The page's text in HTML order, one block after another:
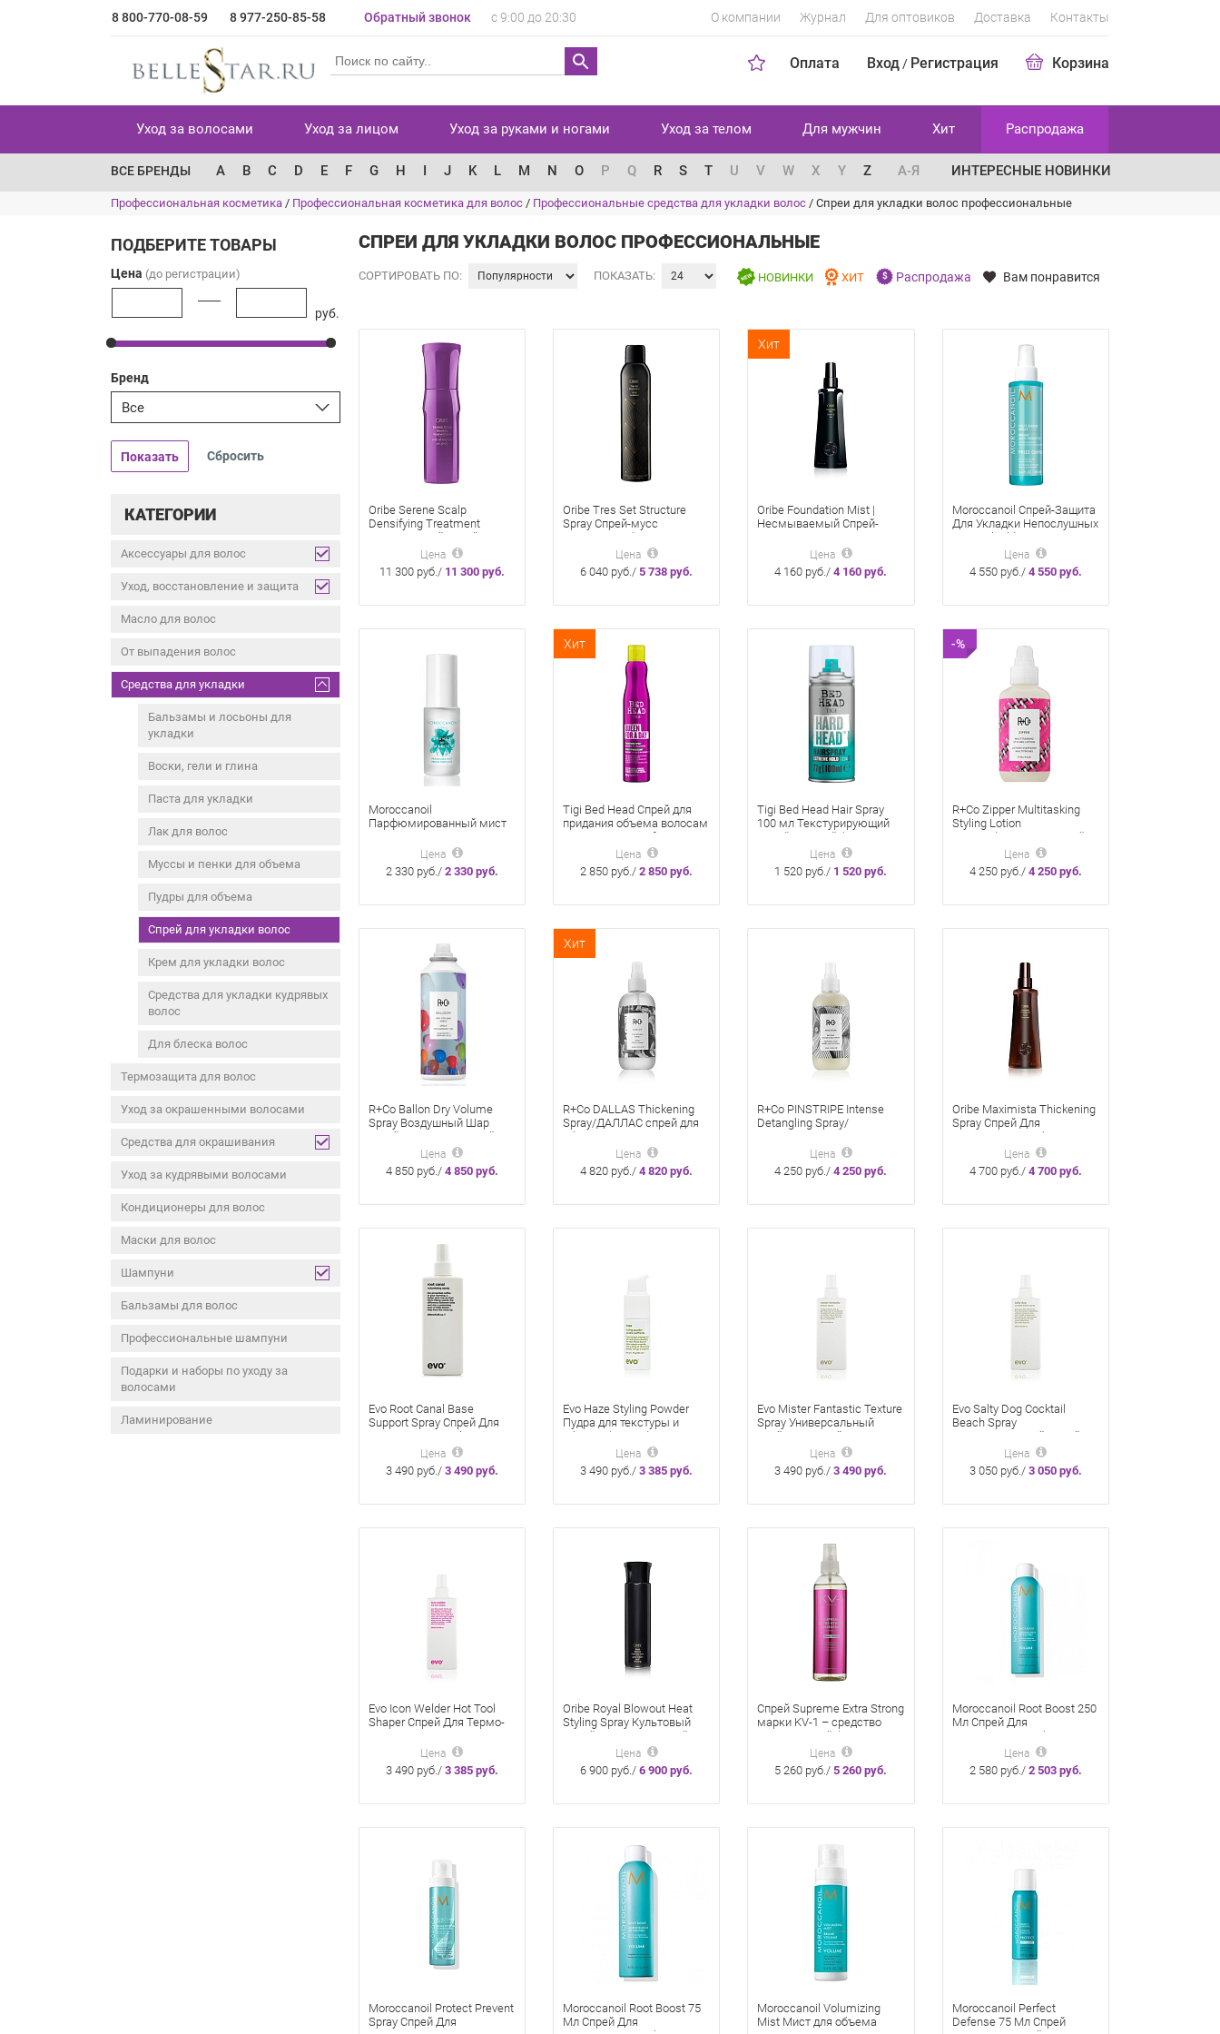
8 800-770-08-59 8 977-250-85-58 Обратный звонок с 9:00 до 20:30 О компании Журнал Для оптовиков Доставка Контакты
Оплата Вход / Регистрация Корзина
Уход за волосами Уход за лицом Уход за руками и ногами Уход за телом Для мужчин Хит Распродажа
ВСЕ БРЕНДЫ A B C D E F G H I J K L M N O P Q R S T U V W X Y Z А-Я ИНТЕРЕСНЫЕ НОВИНКИ
Профессиональная косметика / Профессиональная косметика для волос / Профессиональные средства для укладки волос / Спреи для укладки волос профессиональные
ПОДБЕРИТЕ ТОВАРЫ
Цена (до регистрации)
руб.
Бренд
Все
Показать
КАТЕГОРИИ
Аксессуары для волос
Уход, восстановление и защита
Масло для волос
От выпадения волос
Средства для укладки
Бальзамы и лосьоны для
укладки
Воски, гели и глина
Паста для укладки
Лак для волос
Муссы и пенки для объема
Пудры для объема
Спрей для укладки волос
Крем для укладки волос
Средства для укладки кудрявых
волос
Для блеска волос
Термозащита для волос
Уход за окрашенными волосами
Средства для окрашивания
Уход за кудрявыми волосами
Кондиционеры для волос
Маски для волос
Шампуни
Бальзамы для волос
Профессиональные шампуни
Подарки и наборы по уходу за
волосами
Ламинирование
СПРЕИ ДЛЯ УКЛАДКИ ВОЛОС ПРОФЕССИОНАЛЬНЫЕ
СОРТИРОВАТЬ ПО: ПОКАЗАТЬ: НОВИНКИ ХИТ Распродажа Вам понравится
Oribe Serene Scalp
Densifying Treatment
Уплотняющий спрей-уход
«Истинная гармония» 125
Цена
11 300 руб./ 11 300 руб.
Oribe Tres Set Structure
Spray Спрей-мусс
«Текстура и Фиксация» 300
Цена
6 040 руб./5 738 руб.
Хит
Oribe Foundation Mist |
Несмываемый Спрей-
Цена
4 160 руб./4 160 руб.
Moroccanoil Спрей-Защита
Для Укладки Непослушных
«Frizz Shield Spray» Волос
Цена
4 550 руб./ 4 550 руб.
Moroccanoil
Парфюмированный мист
Fragrance Mist
Цена
2 330 руб./ 2 330 руб.
Хит
Tigi Bed Head Спрей для
придания объема волосам
Superstar Queen for a Day
Цена
2 850 руб./2 850 руб.
Tigi Bed Head Hair Spray
100 мл Текстурирующий
Cпрей сильной фиксации
Цена
1 520 руб./ 1 520 руб.
-%
R+Co Zipper Multitasking
Styling Lotion
Мультифункциональный
177 мл стайлинг-лосьон
Цена
4 250 руб./ 4 250 руб.
R+Co Ballon Dry Volume
Spray Воздушный Шар
Сухой Текстурирующий
Спрей для объема 176 см
Цена
4 850 руб./ 4 850 руб.
Хит
R+Co DALLAS Thickening
Spray/ДАЛЛАС спрей для
объема 241 мл
Цена
4 820 руб./4 820 руб.
R+Co PINSTRIPE Intense
Detangling Spray/
ПОЛОСА Интенсивный
спрей для распутывания
волос 241 мл
Цена
4 250 руб./4 250 руб.
Oribe Maximista Thickening
Spray Спрей Для
Насыщенного Объема 200
Цена
4 700 руб./ 4 700 руб.
Evo Root Canal Base
Support Spray Cпрей Для
Прикорневого Объема 200
Цена
3 490 руб./ 3 490 руб.
Evo Haze Styling Powder
Пудра для текстуры и
объема (ту-ман) с
распылителем 50 мл
Цена
3 490 руб./3 385 руб.
Evo Mister Fantastic Texture
Spray Универсальный
Стайлинг-Спрей 200 Мл
Цена
3 490 руб./3 490 руб.
Evo Salty Dog Cocktail
Beach Spray
Текстурирующий Спрей
Цена
3 050 руб./ 3 050 руб.
Evo Icon Welder Hot Tool
Shaper Cпрей Для Термо-
Цена
3 490 руб./ 3 385 руб.
Oribe Royal Blowout Heat
Styling Spray Культовый
Спрей Для Термальной
Укладки 175 Мл
Цена
6 900 руб./6 900 руб.
Спрей Supreme Extra Strong
марки KV-1 – средство
сверхсильной фиксации
для волос 250 мл
Цена
5 260 руб./5 260 руб.
Moroccanoil Root Boost 250
Мл Спрей Для
Прикорневого Объема
Цена
2 580 руб./ 2 503 руб.
Moroccanoil Protect Prevent
Spray Cпрей Для
Moroccanoil Root Boost 75
Мл Спрей Для
Moroccanoil Volumizing
Mist Мист для объема
Moroccanoil Perfect
Defense 75 Мл Спрей